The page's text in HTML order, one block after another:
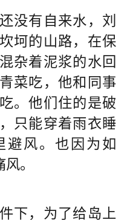
没有自来水，刘
坷的山路，在保
杂着泥浆的水回
菜吃，他和同事
。他们住的是破
只能穿着雨衣睡
避风。也因为如
。
下，为了给岛上